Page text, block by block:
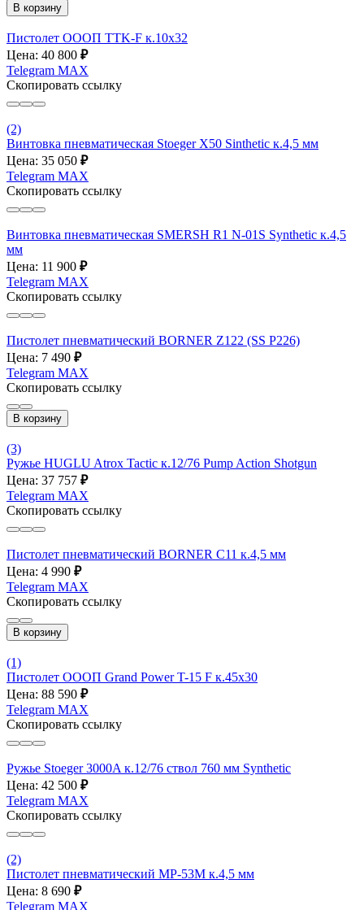
В корзину
Пистолет ОООП TTK-F к.10х32
Цена: 40 800 ₽
Telegram MAX
Скопировать ссылку
(2)
Винтовка пневматическая Stoeger X50 Sinthetic к.4,5 мм
Цена: 35 050 ₽
Telegram MAX
Скопировать ссылку
Винтовка пневматическая SMERSH R1 N-01S Synthetic к.4,5
мм
Цена: 11 900 ₽
Telegram MAX
Скопировать ссылку
Пистолет пневматический BORNER Z122 (SS P226)
Цена: 7 490 ₽
Telegram MAX
Скопировать ссылку
В корзину
(3)
Ружье HUGLU Atrox Tactic к.12/76 Pump Action Shotgun
Цена: 37 757 ₽
Telegram MAX
Скопировать ссылку
Пистолет пневматический BORNER С11 к.4,5 мм
Цена: 4 990 ₽
Telegram MAX
Скопировать ссылку
В корзину
(1)
Пистолет ОООП Grand Power T-15 F к.45х30
Цена: 88 590 ₽
Telegram MAX
Скопировать ссылку
Ружье Stoeger 3000A к.12/76 ствол 760 мм Synthetic
Цена: 42 500 ₽
Telegram MAX
Скопировать ссылку
(2)
Пистолет пневматический МР-53М к.4,5 мм
Цена: 8 690 ₽
Telegram MAX